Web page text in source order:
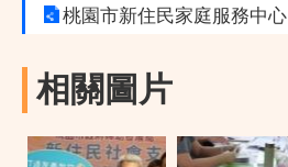
桃園市新住民家庭服務中心
相關圖片